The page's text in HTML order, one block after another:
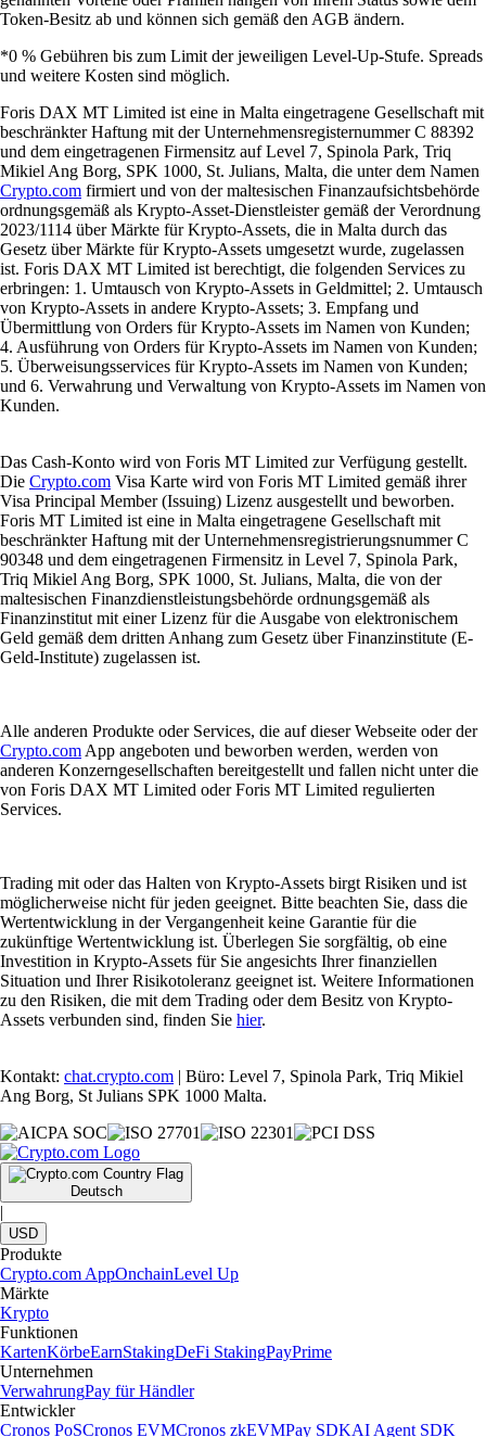
Token-Besitz ab und können sich gemäß den AGB ändern.
*0 % Gebühren bis zum Limit der jeweiligen Level-Up-Stufe. Spreads
und weitere Kosten sind möglich.
Foris DAX MT Limited ist eine in Malta eingetragene Gesellschaft mit
beschränkter Haftung mit der Unternehmensregisternummer C 88392
und dem eingetragenen Firmensitz auf Level 7, Spinola Park, Triq
Mikiel Ang Borg, SPK 1000, St. Julians, Malta, die unter dem Namen
Crypto.com firmiert und von der maltesischen Finanzaufsichtsbehörde
ordnungsgemäß als Krypto-Asset-Dienstleister gemäß der Verordnung
2023/1114 über Märkte für Krypto-Assets, die in Malta durch das
Gesetz über Märkte für Krypto-Assets umgesetzt wurde, zugelassen
ist. Foris DAX MT Limited ist berechtigt, die folgenden Services zu
erbringen: 1. Umtausch von Krypto-Assets in Geldmittel; 2. Umtausch
von Krypto-Assets in andere Krypto-Assets; 3. Empfang und
Übermittlung von Orders für Krypto-Assets im Namen von Kunden;
4. Ausführung von Orders für Krypto-Assets im Namen von Kunden;
5. Überweisungsservices für Krypto-Assets im Namen von Kunden;
und 6. Verwahrung und Verwaltung von Krypto-Assets im Namen von
Kunden.
Das Cash-Konto wird von Foris MT Limited zur Verfügung gestellt.
Die Crypto.com Visa Karte wird von Foris MT Limited gemäß ihrer
Visa Principal Member (Issuing) Lizenz ausgestellt und beworben.
Foris MT Limited ist eine in Malta eingetragene Gesellschaft mit
beschränkter Haftung mit der Unternehmensregistrierungsnummer C
90348 und dem eingetragenen Firmensitz in Level 7, Spinola Park,
Triq Mikiel Ang Borg, SPK 1000, St. Julians, Malta, die von der
maltesischen Finanzdienstleistungsbehörde ordnungsgemäß als
Finanzinstitut mit einer Lizenz für die Ausgabe von elektronischem
Geld gemäß dem dritten Anhang zum Gesetz über Finanzinstitute (E-
Geld-Institute) zugelassen ist.
Alle anderen Produkte oder Services, die auf dieser Webseite oder der
Crypto.com App angeboten und beworben werden, werden von
anderen Konzerngesellschaften bereitgestellt und fallen nicht unter die
von Foris DAX MT Limited oder Foris MT Limited regulierten
Services.
Trading mit oder das Halten von Krypto-Assets birgt Risiken und ist
möglicherweise nicht für jeden geeignet. Bitte beachten Sie, dass die
Wertentwicklung in der Vergangenheit keine Garantie für die
zukünftige Wertentwicklung ist. Überlegen Sie sorgfältig, ob eine
Investition in Krypto-Assets für Sie angesichts Ihrer finanziellen
Situation und Ihrer Risikotoleranz geeignet ist. Weitere Informationen
zu den Risiken, die mit dem Trading oder dem Besitz von Krypto-
Assets verbunden sind, finden Sie hier.
Kontakt: chat.crypto.com | Büro: Level 7, Spinola Park, Triq Mikiel
Ang Borg, St Julians SPK 1000 Malta.
Deutsch
|
USD
Produkte
Crypto.com AppOnchainLevel Up
Märkte
Krypto
Funktionen
KartenKörbeEarnStakingDeFi StakingPayPrime
Unternehmen
VerwahrungPay für Händler
Entwickler
Cronos PoSCronos EVMCronos zkEVMPay SDKAI Agent SDK